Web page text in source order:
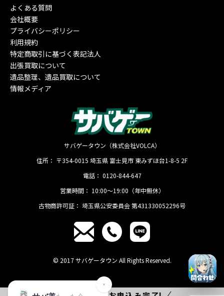
よくある質問
会社概要
プライバシーポリシー
利用規約
特定商取引に基づく表記法人
出張買取について
遺品整理、遺品買取について
情報メディア
サバゲータウン（株式会社VOLCA）
住所： 〒354-0015 埼玉県 富士見市 東みずほ台1-8-5 2F
電話： 0120-844-647
営業時間： 10:00〜19:00（年中無休）
古物商許可証： 埼玉県公安委員会 第431330052296号
© 2017 サバゲータウン All Rights Reserved.